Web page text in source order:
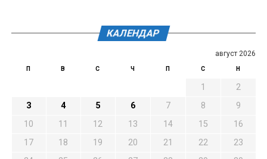
КАЛЕНДАР
август 2026
П В С Ч П С Н
1
2
3
4 5 6 7 8
9
10
11 12 13 14 15
16
17
18 19 20 21 22
23